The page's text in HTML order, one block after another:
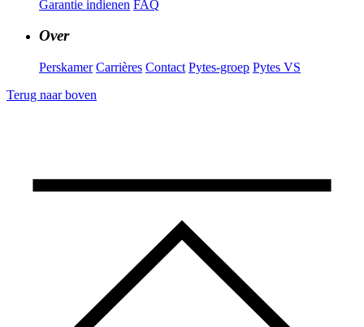
Garantie indienen FAQ
Over
Perskamer Carrières Contact Pytes-groep Pytes VS
Terug naar boven